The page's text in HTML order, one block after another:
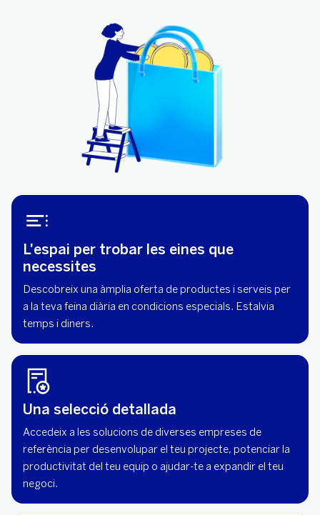
L'espai per trobar les eines que
necessites
Descobreix una àmplia oferta de productes i serveis per
a la teva feina diària en condicions especials. Estalvia
temps i diners.
Una selecció detallada
Accedeix a les solucions de diverses empreses de
referència per desenvolupar el teu projecte, potenciar la
productivitat del teu equip o ajudar-te a expandir el teu
negoci.